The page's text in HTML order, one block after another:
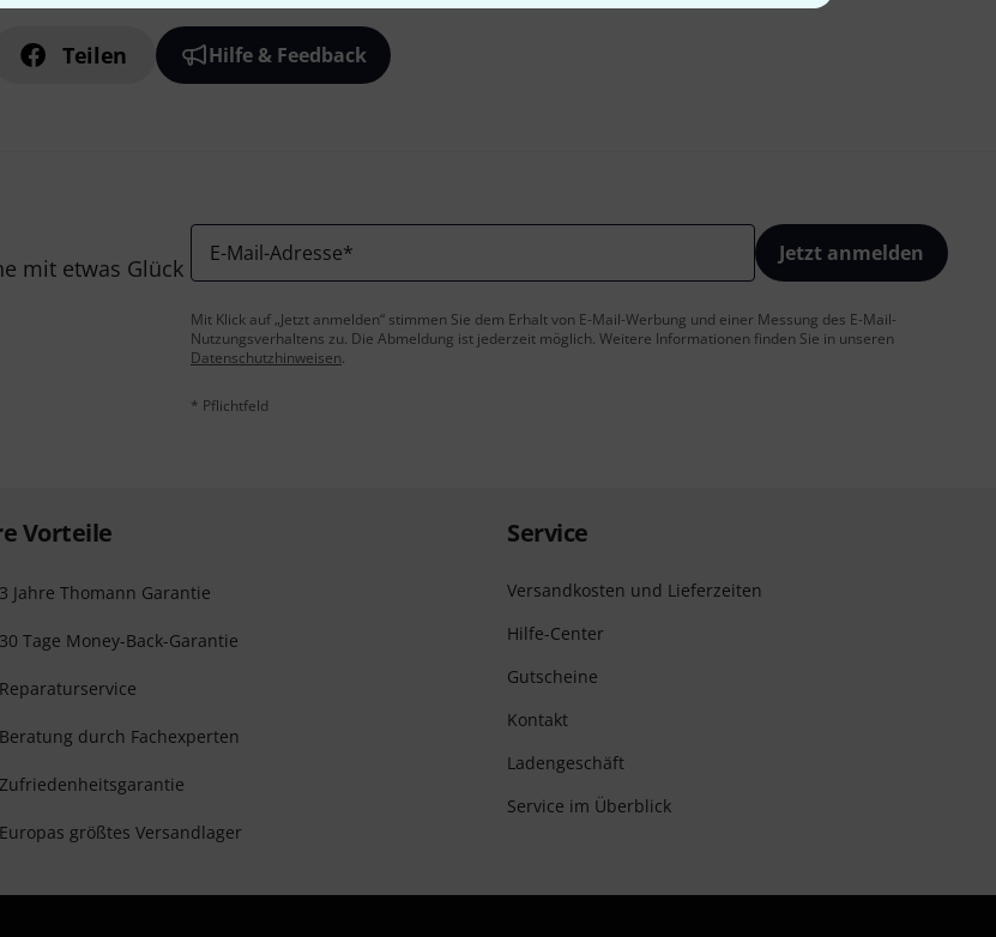
Teilen Hilfe & Feedback
mit etwas Glück
E-Mail-Adresse* Jetzt anmelden
Mit Klick auf „Jetzt anmelden“ stimmen Sie dem Erhalt von E-Mail-Werbung und einer Messung des E-Mail-
Nutzungsverhaltens zu. Die Abmeldung ist jederzeit möglich. Weitere Informationen finden Sie in unseren
Datenschutzhinweisen.
* Pflichtfeld
Vorteile
3 Jahre Thomann Garantie
30 Tage Money-Back-Garantie
Reparaturservice
Beratung durch Fachexperten
Zufriedenheitsgarantie
Europas größtes Versandlager
Service
Versandkosten und Lieferzeiten
Hilfe-Center
Gutscheine
Kontakt
Ladengeschäft
Service im Überblick